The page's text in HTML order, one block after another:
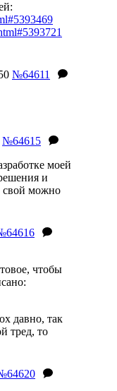
№64611
№64615
моей
и
свой можно
чтобы
давно, так
тред, то